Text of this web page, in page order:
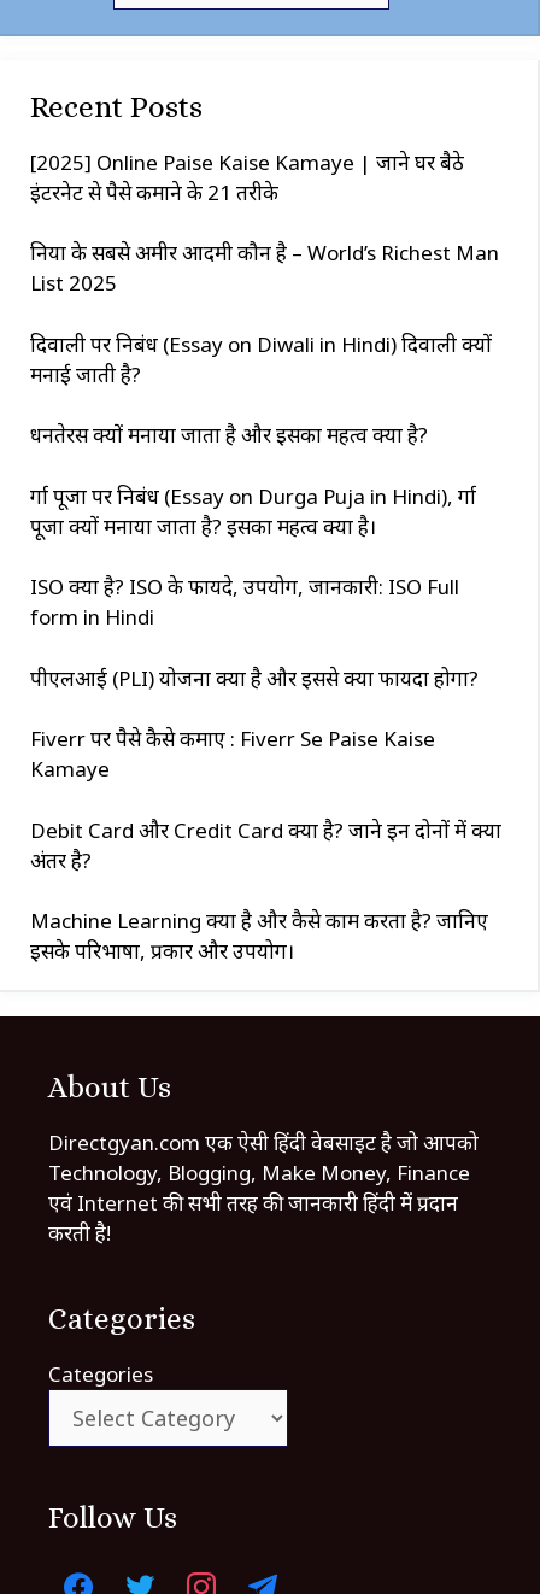
h
Recent Posts
[2025] Online Paise Kaise Kamaye | जाने घर बैठे
इंटरनेट से पैसे कमाने के 21 तरीके
दुनिया के सबसे अमीर आदमी कौन है – World’s Richest Man
List 2025
दिवाली पर निबंध (Essay on Diwali in Hindi) दिवाली क्यों
मनाई जाती है?
धनतेरस क्यों मनाया जाता है और इसका महत्व क्या है?
दुर्गा पूजा पर निबंध (Essay on Durga Puja in Hindi), दुर्गा
पूजा क्यों मनाया जाता है? इसका महत्व क्या है।
ISO क्या है? ISO के फायदे, उपयोग, जानकारी: ISO Full
form in Hindi
पीएलआई (PLI) योजना क्या है और इससे क्या फायदा होगा?
Fiverr पर पैसे कैसे कमाए : Fiverr Se Paise Kaise
Kamaye
Debit Card और Credit Card क्या है? जाने इन दोनों में क्या
अंतर है?
Machine Learning क्या है और कैसे काम करता है? जानिए
इसके परिभाषा, प्रकार और उपयोग।
About Us
Directgyan.com एक ऐसी हिंदी वेबसाइट है जो आपको
Technology, Blogging, Make Money, Finance
एवं Internet की सभी तरह की जानकारी हिंदी में प्रदान
करती है!
Categories
Categories
Follow Us